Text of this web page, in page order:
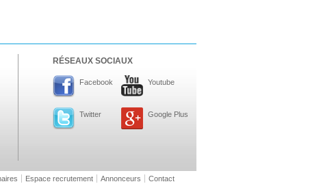
RÉSEAUX SOCIAUX
Facebook Youtube
Twitter Google Plus
Espace recrutement Annonceurs Contact